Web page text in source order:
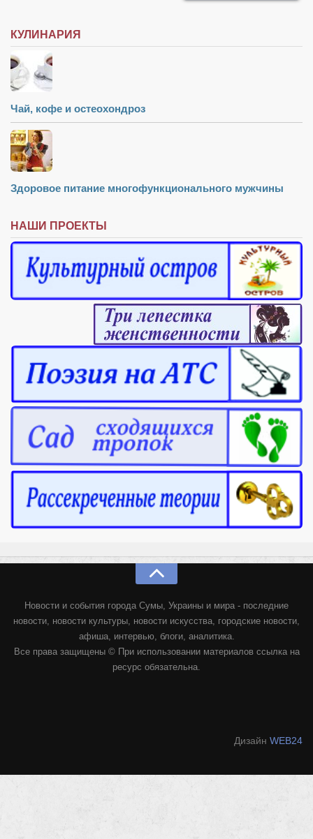
КУЛИНАРИЯ
Чай, кофе и остеохондроз
Здоровое питание многофункционального мужчины
НАШИ ПРОЕКТЫ
Новости и события города Сумы, Украины и мира - последние
новости, новости культуры, новости искусства, городские новости,
афиша, интервью, блоги, аналитика.
Все права защищены © При использовании материалов ссылка на
ресурс обязательна.
Дизайн WEB24